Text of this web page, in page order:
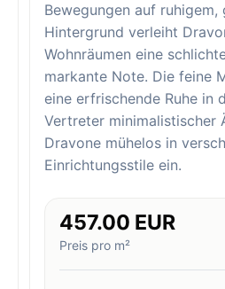
Bewegungen auf ruhigem,
Hintergrund verleiht
Wohnräumen eine
markante Note. Die feine
eine erfrischende Ruhe in
Vertreter minimalistischer
Dravone mühelos in
Einrichtungsstile ein.
457.00 EUR
Preis pro m²